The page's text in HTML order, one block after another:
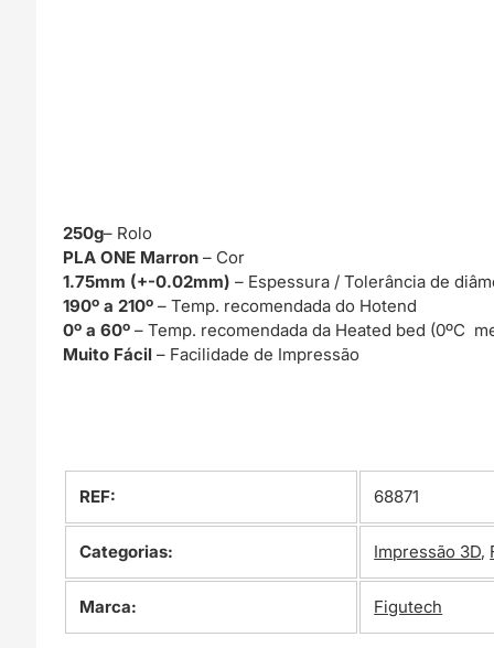
250g– Rolo
PLA ONE Marron– Cor
1.75mm (+-0.02mm) – Espessura / Tolerância de
190º a 210º – Temp. recomendada do Hotend
0º a 60º – Temp. recomendada da Heated bed (0ºC
Muito Fácil– Facilidade de Impressão
REF: 68871
Categorias: Impressão 3D,
Marca: Figutech